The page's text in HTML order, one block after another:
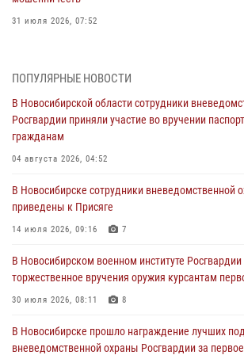
31 июля 2026, 07:52
При силовой поддержке бойцов ОМОН и СОБР
пресечена деятельность группы лиц, причастных
в сфере страхования
В Новосибирске сотрудниками
Росгвардии задержан гражданин, находящийся в
В Новосибирске военнослужащие отряда
Росгвардии провели занятия по
В Новосибирске военнослужащие Росгвардии
ПОПУЛЯРНЫЕ НОВОСТИ
В Новосибирской области сотрудники
Росгвардии приняли участие во вручении
гражданам
04 августа 2026, 04:52
В Новосибирске сотрудники вневедомственной
приведены к Присяге
14 июля 2026, 09:16 7
В Новосибирском военном институте
торжественное вручения оружия курсантам
30 июля 2026, 08:11 8
В Новосибирске прошло награждение лучших
вневедомственной охраны Росгвардии за